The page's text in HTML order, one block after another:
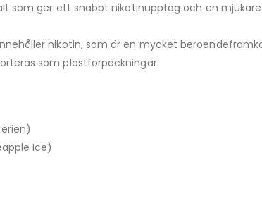
som ger ett snabbt nikotinupptag och en
nikotin, som är en mycket
som plastförpackningar.
Ice)